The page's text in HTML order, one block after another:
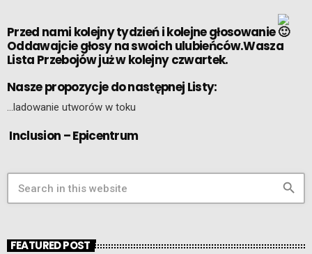
Przed nami kolejny tydzień i kolejne głosowanie
Oddawajcie głosy na swoich ulubieńców.Wasza
Lista Przebojów już w kolejny czwartek.
Nasze propozycje do następnej Listy:
…ladowanie utworów w toku
Inclusion – Epicentrum
search
FEATURED POST